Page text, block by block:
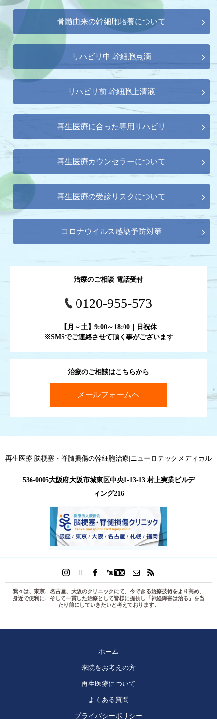
骨髄由来の幹細胞培養について
リハビリ中 幹細胞点滴
リハビリ前 幹細胞上清液
再生医療に合った専用リハビリ
再生医療カウンセラーについて
再生医療の受診リスクについて
コロナウイルス感染予防対策
治療のご相談はこちらから
メールフォームへ
治療のご相談 電話受付
0120-955-573
【月～土】9:00～18:00｜日祝休
※SMSでご連絡させて頂く事がございます
再生医療|脳梗塞・脊髄損傷の幹細胞治療|ニューロテックメディカル
536-0005大阪府大阪市城東区中央1-13-13 村上実業ビルデ
ィング216
我々は、東京、名古屋、大阪のクリニックにて、今できる治療技術をより高め、
身近で便利に、そして一貫した治療として皆様に提供し「神経障害は治る 」を当
たり前にしていきたいと考えております。
ホーム
来院をお考えの方
再生医療について
よくある質問
プライバシーポリシー